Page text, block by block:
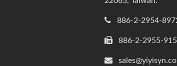
886-2-2954-
886-2-2955-